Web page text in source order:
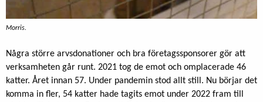
Morris.
Några större arvsdonationer och bra företagssponsorer gör att
verksamheten går runt. 2021 tog de emot och omplacerade 46
katter. Året innan 57. Under pandemin stod allt still. Nu börjar det
komma in fler, 54 katter hade tagits emot under 2022 fram till